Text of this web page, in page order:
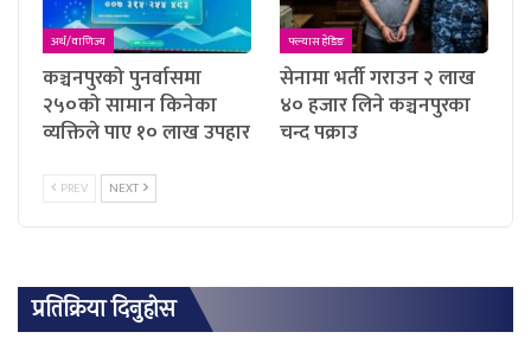
अर्थ/वाणिज्य
कञ्चनपुरको पुनर्वासमा
२५०को सामान किनेका
व्यक्तिले पाए १० लाख उपहार
फ्ल्यास हेडिङ
सेनामा भर्ती गराउन २ लाख
४० हजार लिने कञ्चनपुरका
चन्द पक्राउ
PREV NEXT
प्रतिक्रिया दिनुहोस